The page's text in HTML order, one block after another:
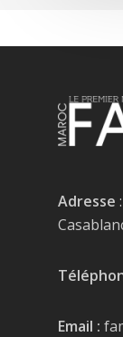
Adresse
Email :